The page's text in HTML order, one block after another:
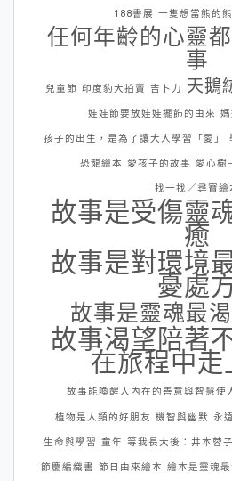
188書展 一隻想當熊的熊
任何年齡的心靈
事
兒童節 印度豹大拍賣 吉卜力 天鵝
娃娃節要放娃娃擺飾的由來
孩子的出生，是為了讓大人學習「愛」
恐龍繪本 愛孩子的故事 愛心樹
找一找／尋寶繪
故事是受傷靈
癒
故事是對環境
憂處
故事是靈魂最
故事渴望陪著
在旅程中走
故事能喚醒人內在的善意與智慧使
植物是人類的好朋友 機智與幽默 永
生命與學習 童年 等我長大後：井本蓉
節慶編織書 節日由來繪本 繪本是靈魂